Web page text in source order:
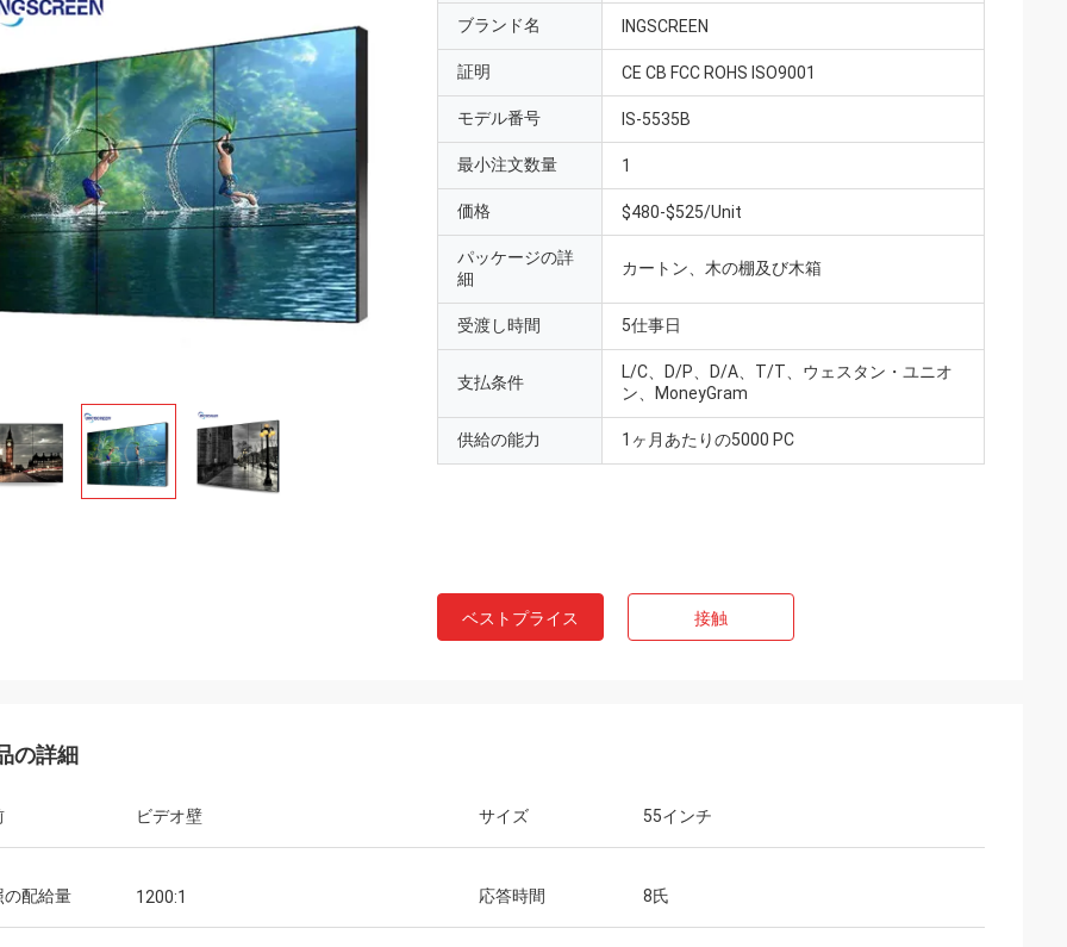
ブランド名 INGSCREEN
証明 CE CB FCC ROHS ISO9001
モデル番号 IS-5535B
最小注文数量 1
価格 $480-$525/Unit
パッケージの詳
細
カートン、木の棚及び木箱
受渡し時間 5仕事日
支払条件
L/C、D/P、D/A、T/T、ウェスタン・ユニオ
ン、MoneyGram
供給の能力 1ヶ月あたりの5000 PC
ベストプライス 接触
の詳細
ビデオ壁 サイズ 55インチ
の配給量 1200:1 応答時間 8氏